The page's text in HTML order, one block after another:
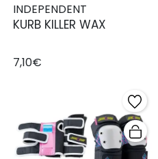
INDEPENDENT
KURB KILLER WAX
7,10€